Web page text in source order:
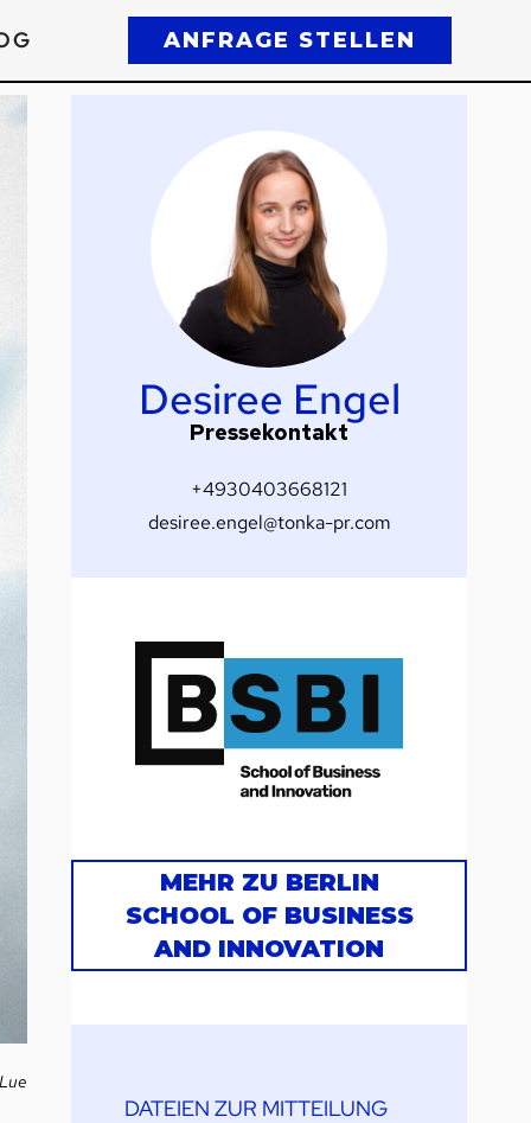
ANFRAGE STELLEN
Desiree Engel
Pressekontakt
+4930403668121
desiree.engel@tonka-pr.com
MEHR ZU BERLIN
SCHOOL OF BUSINESS
AND INNOVATION
DATEIEN ZUR MITTEILUNG